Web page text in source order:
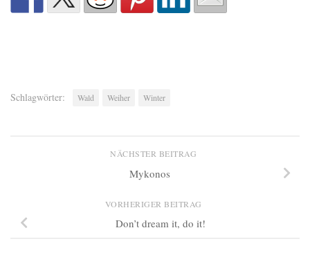
Schlagwörter: Wald Weiher Winter
NÄCHSTER BEITRAG
Mykonos
VORHERIGER BEITRAG
Don’t dream it, do it!